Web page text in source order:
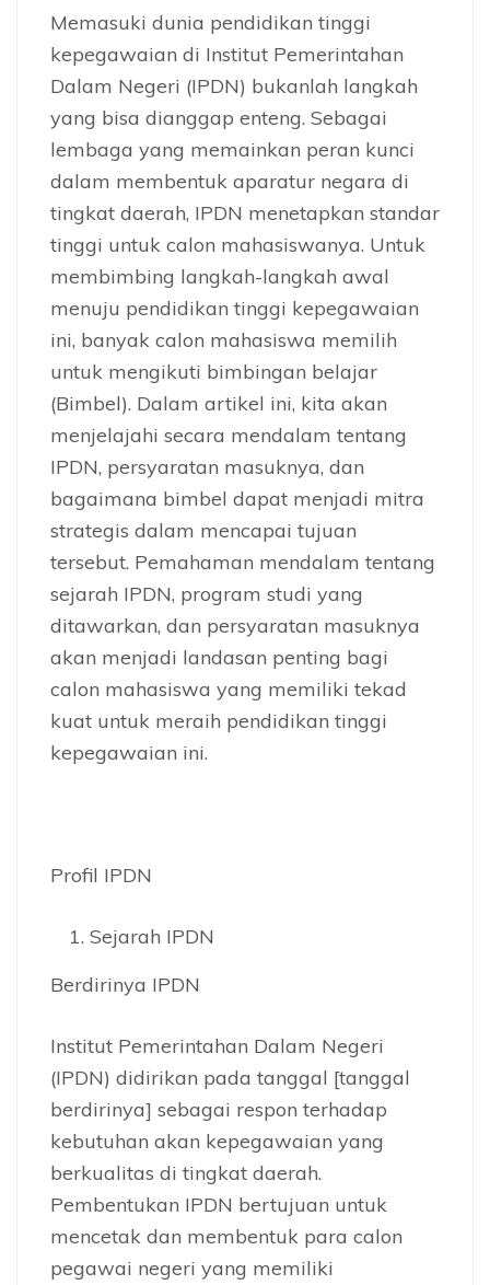
Memasuki dunia pendidikan tinggi
kepegawaian di Institut Pemerintahan
Dalam Negeri (IPDN) bukanlah langkah
yang bisa dianggap enteng. Sebagai
lembaga yang memainkan peran kunci
dalam membentuk aparatur negara di
tingkat daerah, IPDN menetapkan standar
tinggi untuk calon mahasiswanya. Untuk
membimbing langkah-langkah awal
menuju pendidikan tinggi kepegawaian
ini, banyak calon mahasiswa memilih
untuk mengikuti bimbingan belajar
(Bimbel). Dalam artikel ini, kita akan
menjelajahi secara mendalam tentang
IPDN, persyaratan masuknya, dan
bagaimana bimbel dapat menjadi mitra
strategis dalam mencapai tujuan
tersebut. Pemahaman mendalam tentang
sejarah IPDN, program studi yang
ditawarkan, dan persyaratan masuknya
akan menjadi landasan penting bagi
calon mahasiswa yang memiliki tekad
kuat untuk meraih pendidikan tinggi
kepegawaian ini.
Profil IPDN
Sejarah IPDN
Berdirinya IPDN
Institut Pemerintahan Dalam Negeri
(IPDN) didirikan pada tanggal [tanggal
berdirinya] sebagai respon terhadap
kebutuhan akan kepegawaian yang
berkualitas di tingkat daerah.
Pembentukan IPDN bertujuan untuk
mencetak dan membentuk para calon
pegawai negeri yang memiliki